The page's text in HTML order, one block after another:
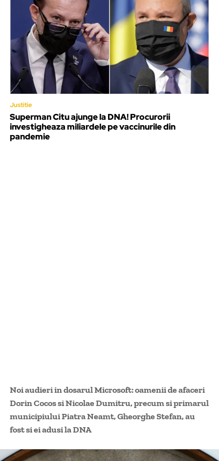
Justitie
Superman Citu ajunge la DNA! Procurorii
investigheaza miliardele pe vaccinurile din
pandemie
Noi audieri in dosarul Microsoft: oamenii de afaceri
Dorin Cocos si Nicolae Dumitru, precum si primarul
municipiului Piatra Neamt, Gheorghe Stefan, au
fost si ei adusi la DNA